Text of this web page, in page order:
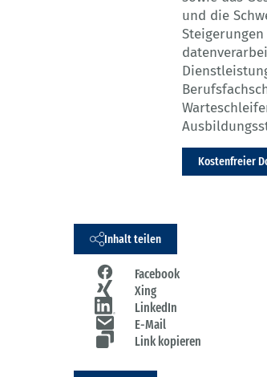
und die
Kostenfreier
Inhalt teilen
Facebook
Xing
LinkedIn
E-Mail
Link kopieren